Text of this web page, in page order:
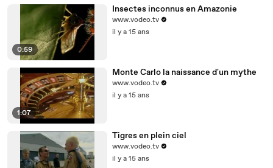
0:59
Insectes inconnus en Amazonie
www.vodeo.tv
il y a 15 ans
1:07
Monte Carlo la naissance d'un mythe
www.vodeo.tv
il y a 15 ans
Tigres en plein ciel
www.vodeo.tv
il y a 15 ans